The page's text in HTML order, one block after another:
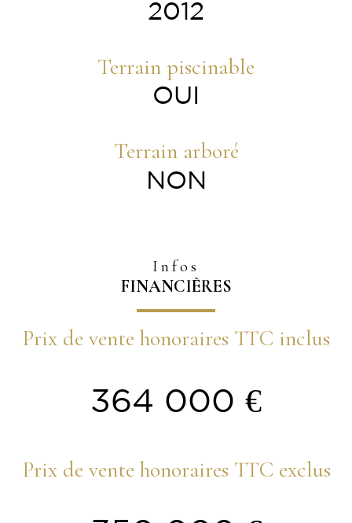
2012
Terrain piscinable
OUI
Terrain arboré
NON
Infos
FINANCIÈRES
Prix de vente honoraires TTC inclus
364 000 €
Prix de vente honoraires TTC exclus